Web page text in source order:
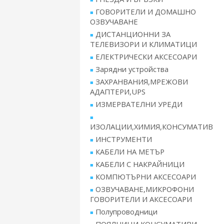
ГОВОРИТЕЛИ И ДОМАШНО
ОЗВУЧАВАНЕ
ДИСТАНЦИОННИ ЗА
ТЕЛЕВИЗОРИ И КЛИМАТИЦИ
ЕЛЕКТРИЧЕСКИ АКСЕСОАРИ
Зарядни устройства
ЗАХРАНВАНИЯ,МРЕЖОВИ
АДАПТЕРИ,UPS
ИЗМЕРВАТЕЛНИ УРЕДИ
ИЗОЛАЦИИ,ХИМИЯ,КОНСУМАТИВ
ИНСТРУМЕНТИ
КАБЕЛИ НА МЕТЪР
КАБЕЛИ С НАКРАЙНИЦИ
КОМПЮТЪРНИ АКСЕСОАРИ
ОЗВУЧАВАНЕ,МИКРОФОНИ
ГОВОРИТЕЛИ И АКСЕСОАРИ
Полупроводници